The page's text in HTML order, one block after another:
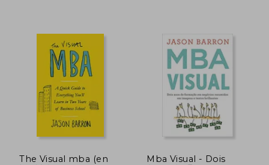
40%
dcto.
The Visual mba (en
Mba Visual - Dois